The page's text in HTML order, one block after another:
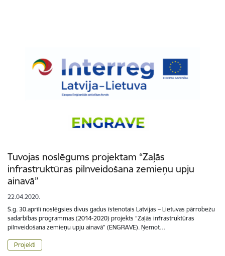
Tuvojas noslēgums projektam “Zaļās
infrastruktūras pilnveidošana zemieņu upju
ainavā”
22.04.2020.
Š.g. 30.aprīlī noslēgsies divus gadus īstenotais Latvijas – Lietuvas pārrobežu
sadarbības programmas (2014-2020) projekts “Zaļās infrastruktūras
pilnveidošana zemieņu upju ainavā” (ENGRAVE). Ņemot…
Projekti